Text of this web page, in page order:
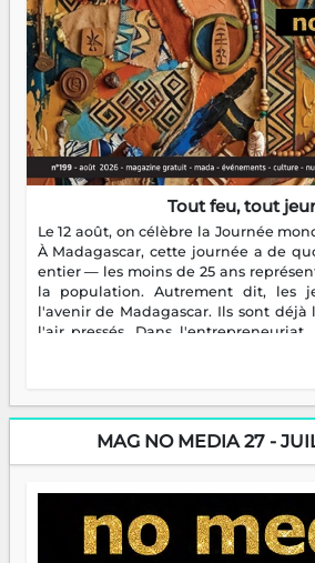
Tout feu, tout
Le 12 août, on célèbre la Journée
À Madagascar, cette journée a de
entier — les moins de 25 ans
la population. Autrement dit, les
l'avenir de Madagascar. Ils sont
l'air pressés. Dans
plus nombreux à se lancer, à
sans filet, souvent sans aide, mais
dorment vraiment la nuit. En
encore meilleures. Aina Rasamoelina
Prix RFI Instrumental Afrique.
jeunes qui tiennent la torche.
s'arrêter là, applaudir et rentrer chez
serait passer à côté d'une chose
brûle fort — et parfois, ça brûle
MAG NO MEDIA 27 -